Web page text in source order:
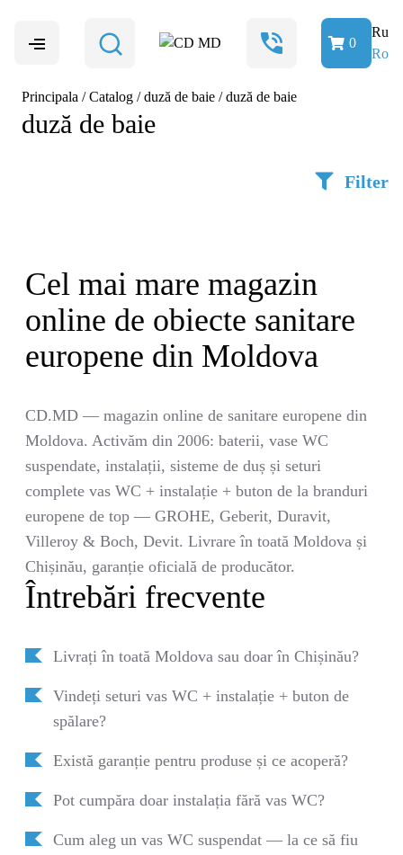
0
Ru
Ro
Principala / Catalog / duză de baie / duză de baie
duză de baie
Filter
Cel mai mare magazin
online de obiecte sanitare
europene din Moldova
CD.MD — magazin online de sanitare europene din
Moldova. Activăm din 2006: baterii, vase WC
suspendate, instalații, sisteme de duș și seturi
complete vas WC + instalație + buton de la branduri
europene de top — GROHE, Geberit, Duravit,
Villeroy & Boch, Devit. Livrare în toată Moldova și
Chișinău, garanție oficială de producător.
Întrebări frecvente
Livrați în toată Moldova sau doar în Chișinău?
Vindeți seturi vas WC + instalație + buton de
spălare?
Există garanție pentru produse și ce acoperă?
Pot cumpăra doar instalația fără vas WC?
Cum aleg un vas WC suspendat — la ce să fiu